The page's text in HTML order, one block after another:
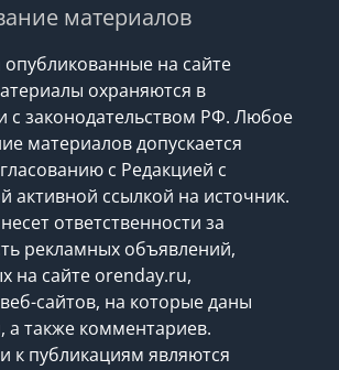
материалов
опубликованные на сайте
охраняются в
с законодательством РФ. Любое
материалов допускается
с Редакцией с
активной ссылкой на источник.
ответственности за
рекламных объявлений,
на сайте orenday.ru,
сайтов, на которые даны
а также комментариев.
к публикациям являются